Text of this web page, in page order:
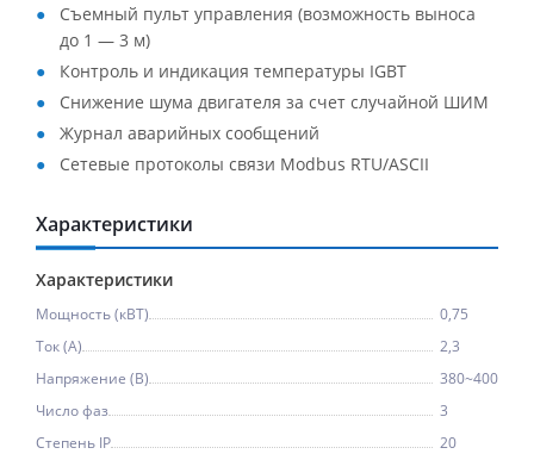
Съемный пульт управления (возможность выноса
до 1 — 3 м)
Контроль и индикация температуры IGBT
Снижение шума двигателя за счет случайной ШИМ
Журнал аварийных сообщений
Сетевые протоколы связи Modbus RTU/ASCII
Характеристики
Характеристики
Мощность (кВТ)
0,75
Ток (A)
2,3
Напряжение (В)
380~400
Число фаз
3
Степень IP
20